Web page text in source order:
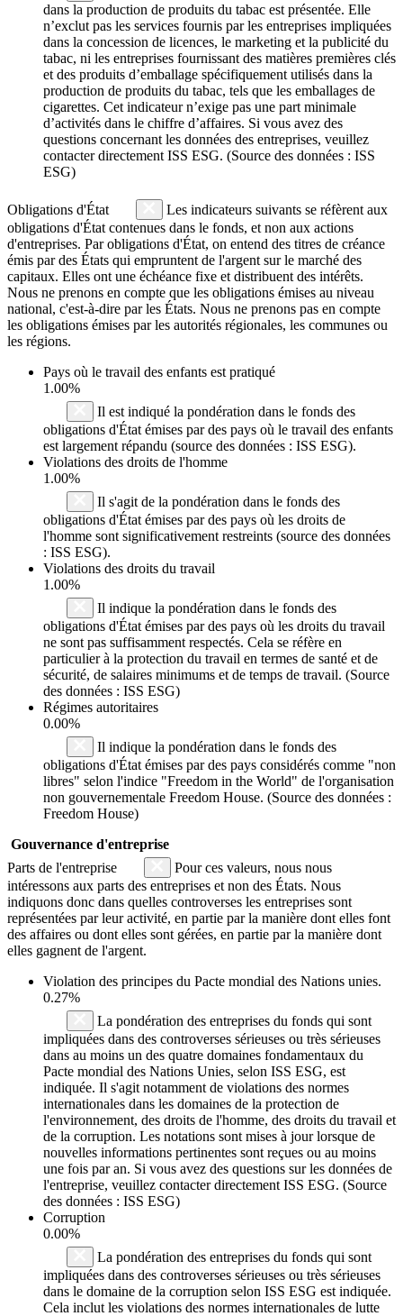
dans la production de produits du tabac est présentée. Elle
n’exclut pas les services fournis par les entreprises impliquées
dans la concession de licences, le marketing et la publicité du
tabac, ni les entreprises fournissant des matières premières clés
et des produits d’emballage spécifiquement utilisés dans la
production de produits du tabac, tels que les emballages de
cigarettes. Cet indicateur n’exige pas une part minimale
d’activités dans le chiffre d’affaires. Si vous avez des
questions concernant les données des entreprises, veuillez
contacter directement ISS ESG. (Source des données : ISS
ESG)
Obligations d'État
Les indicateurs suivants se réfèrent aux
obligations d'État contenues dans le fonds, et non aux actions
d'entreprises. Par obligations d'État, on entend des titres de créance
émis par des États qui empruntent de l'argent sur le marché des
capitaux. Elles ont une échéance fixe et distribuent des intérêts.
Nous ne prenons en compte que les obligations émises au niveau
national, c'est-à-dire par les États. Nous ne prenons pas en compte
les obligations émises par les autorités régionales, les communes ou
les régions.
Pays où le travail des enfants est pratiqué
1.00%
Il est indiqué la pondération dans le fonds des
obligations d'État émises par des pays où le travail des enfants
est largement répandu (source des données : ISS ESG).
Violations des droits de l'homme
1.00%
Il s'agit de la pondération dans le fonds des
obligations d'État émises par des pays où les droits de
l'homme sont significativement restreints (source des données
: ISS ESG).
Violations des droits du travail
1.00%
Il indique la pondération dans le fonds des
obligations d'État émises par des pays où les droits du travail
ne sont pas suffisamment respectés. Cela se réfère en
particulier à la protection du travail en termes de santé et de
sécurité, de salaires minimums et de temps de travail. (Source
des données : ISS ESG)
Régimes autoritaires
0.00%
Il indique la pondération dans le fonds des
obligations d'État émises par des pays considérés comme "non
libres" selon l'indice "Freedom in the World" de l'organisation
non gouvernementale Freedom House. (Source des données :
Freedom House)
Gouvernance d'entreprise
Parts de l'entreprise
Pour ces valeurs, nous nous
intéressons aux parts des entreprises et non des États. Nous
indiquons donc dans quelles controverses les entreprises sont
représentées par leur activité, en partie par la manière dont elles font
des affaires ou dont elles sont gérées, en partie par la manière dont
elles gagnent de l'argent.
Violation des principes du Pacte mondial des Nations unies.
0.27%
La pondération des entreprises du fonds qui sont
impliquées dans des controverses sérieuses ou très sérieuses
dans au moins un des quatre domaines fondamentaux du
Pacte mondial des Nations Unies, selon ISS ESG, est
indiquée. Il s'agit notamment de violations des normes
internationales dans les domaines de la protection de
l'environnement, des droits de l'homme, des droits du travail et
de la corruption. Les notations sont mises à jour lorsque de
nouvelles informations pertinentes sont reçues ou au moins
une fois par an. Si vous avez des questions sur les données de
l'entreprise, veuillez contacter directement ISS ESG. (Source
des données : ISS ESG)
Corruption
0.00%
La pondération des entreprises du fonds qui sont
impliquées dans des controverses sérieuses ou très sérieuses
dans le domaine de la corruption selon ISS ESG est indiquée.
Cela inclut les violations des normes internationales de lutte